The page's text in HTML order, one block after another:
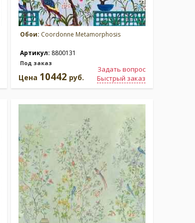
Обои: Coordonne Metamorphosis
Артикул: 8800131
Под заказ
Задать вопрос
Быстрый заказ
Цена 10442 руб.